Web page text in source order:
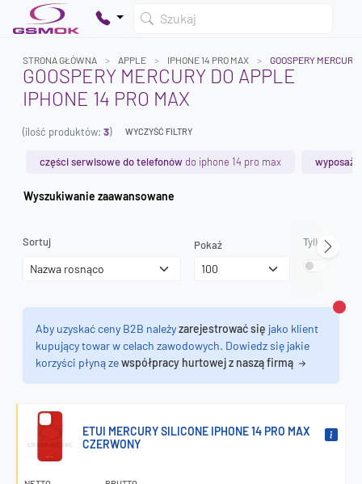
Szukaj
Dodaj produkty, aby kontynuować.
STRONA GŁÓWNA APPLE IPHONE 14 PRO MAX GOOSPERY MERCURY
GOOSPERY MERCURY DO APPLE
IPHONE 14 PRO MAX
(ilość produktów: 3) WYCZYŚĆ FILTRY
części serwisowe do telefonów do iphone 14 pro max
Wyszukiwanie zaawansowane
Sortuj Pokaż Tylko
Aby uzyskać ceny B2B należyzarejestrować się jako klient
kupujący towar w celach zawodowych. Dowiedz się jakie
korzyści płyną zewspółpracy hurtowej z naszą firmą
ETUI MERCURY SILICONE IPHONE 14 PRO MAX
CZERWONY